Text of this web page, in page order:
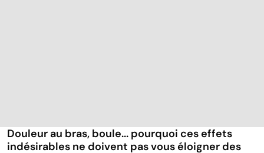
Douleur au bras, boule... pourquoi ces effets
indésirables ne doivent pas vous éloigner des